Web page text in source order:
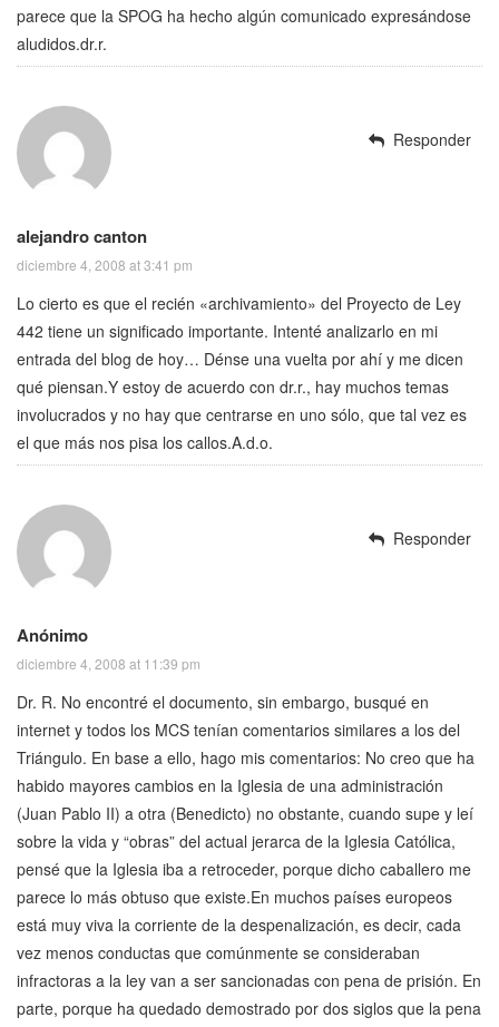
parece que la SPOG ha hecho algún comunicado expresándose
aludidos.dr.r.
alejandro canton
diciembre 4, 2008 at 3:41 pm
Lo cierto es que el recién «archivamiento» del Proyecto de Ley
442 tiene un significado importante. Intenté analizarlo en mi
entrada del blog de hoy… Dénse una vuelta por ahí y me dicen
qué piensan.Y estoy de acuerdo con dr.r., hay muchos temas
involucrados y no hay que centrarse en uno sólo, que tal vez es
el que más nos pisa los callos.A.d.o.
Responder
Anónimo
diciembre 4, 2008 at 11:39 pm
Dr. R. No encontré el documento, sin embargo, busqué en
internet y todos los MCS tenían comentarios similares a los del
Triángulo. En base a ello, hago mis comentarios: No creo que ha
habido mayores cambios en la Iglesia de una administración
(Juan Pablo II) a otra (Benedicto) no obstante, cuando supe y leí
sobre la vida y “obras” del actual jerarca de la Iglesia Católica,
pensé que la Iglesia iba a retroceder, porque dicho caballero me
parece lo más obtuso que existe.En muchos países europeos
está muy viva la corriente de la despenalización, es decir, cada
vez menos conductas que comúnmente se consideraban
infractoras a la ley van a ser sancionadas con pena de prisión. En
parte, porque ha quedado demostrado por dos siglos que la pena
Responder